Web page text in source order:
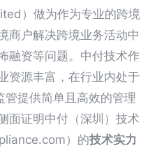
）做为作为专业的跨境
商户解决跨境业务活动中
融资等问题。中付技术作
资源丰富，在行业内处于
提供简单且高效的管理
面证明中付（深圳）技术
）的技术实力